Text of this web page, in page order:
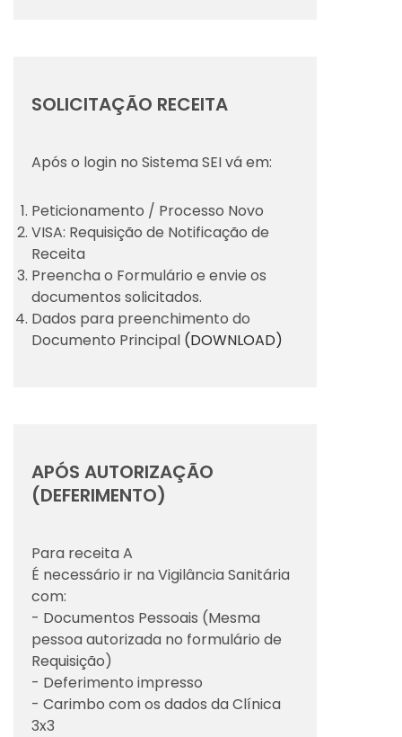
SOLICITAÇÃO RECEITA
Após o login no Sistema SEI vá em:
Peticionamento / Processo Novo
VISA: Requisição de Notificação de
Receita
Preencha o Formulário e envie os
documentos solicitados.
Dados para preenchimento do
Documento Principal (DOWNLOAD)
APÓS AUTORIZAÇÃO
(DEFERIMENTO)
Para receita A
É necessário ir na Vigilância Sanitária
com:
- Documentos Pessoais (Mesma
pessoa autorizada no formulário de
Requisição)
- Deferimento impresso
- Carimbo com os dados da Clínica
3x3